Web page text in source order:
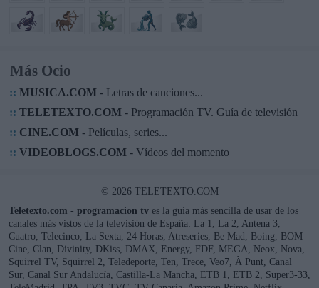
Más Ocio
:: MUSICA.COM- Letras de canciones...
:: TELETEXTO.COM- Programación TV. Guía de televisión
:: CINE.COM- Películas, series...
:: VIDEOBLOGS.COM- Vídeos del momento
© 2026 TELETEXTO.COM
Teletexto.com - programacion tv es la guía más sencilla de usar de los
canales más vistos de la televisión de España: La 1, La 2, Antena 3,
Cuatro, Telecinco, La Sexta, 24 Horas, Atreseries, Be Mad, Boing, BOM
Cine, Clan, Divinity, DKiss, DMAX, Energy, FDF, MEGA, Neox, Nova,
Squirrel TV, Squirrel 2, Teledeporte, Ten, Trece, Veo7, À Punt, Canal
Sur, Canal Sur Andalucía, Castilla-La Mancha, ETB 1, ETB 2, Super3-33,